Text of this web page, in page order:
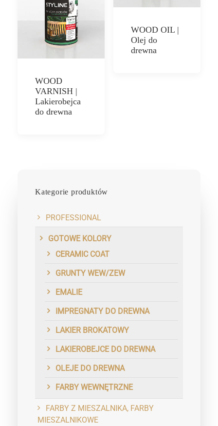
WOOD OIL |
Olej do
drewna
WOOD
VARNISH |
Lakierobejca
do drewna
Kategorie produktów
PROFESSIONAL
GOTOWE KOLORY
CERAMIC COAT
GRUNTY WEW/ZEW
EMALIE
IMPREGNATY DO DREWNA
LAKIER BROKATOWY
LAKIEROBEJCE DO DREWNA
OLEJE DO DREWNA
FARBY WEWNĘTRZNE
FARBY Z MIESZALNIKA, FARBY
MIESZALNIKOWE